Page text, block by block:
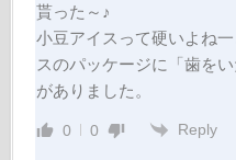
貰った～♪
小豆アイスって硬いよね
スのパッケージに「歯を
がありました。
0 0 Reply